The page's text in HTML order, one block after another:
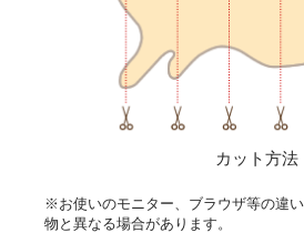
カット方法
※お使いのモニター、ブラウザ等の違
物と異なる場合があります。